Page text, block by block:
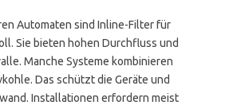
Automaten sind Inline-Filter für
Sie bieten hohen Durchfluss und
Manche Systeme kombinieren
Das schützt die Geräte und
Installationen erfordern meist